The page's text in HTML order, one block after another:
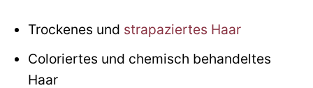
Trockenes und strapaziertes Haar
Coloriertes und chemisch behandeltes
Haar